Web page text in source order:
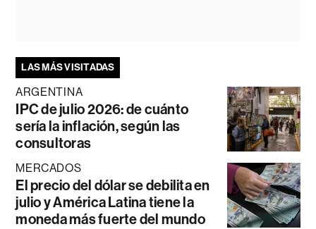
LAS MÁS VISITADAS
ARGENTINA
IPC de julio 2026: de cuánto
sería la inflación, según las
consultoras
MERCADOS
El precio del dólar se debilita en
julio y América Latina tiene la
moneda más fuerte del mundo